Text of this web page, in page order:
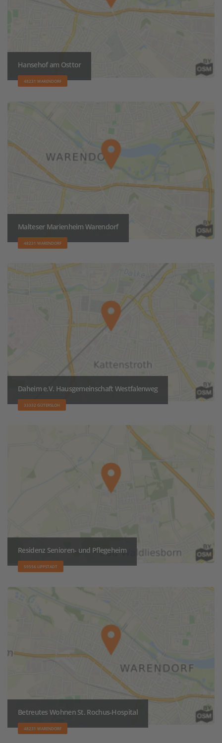
Hansehof am Osttor
48231 WARENDORF
Malteser Marienheim Warendorf
48231 WARENDORF
Daheim e.V. Hausgemeinschaft Westfalenweg
33332 GÜTERSLOH
Residenz Senioren- und Pflegeheim
59556 LIPPSTADT
Betreutes Wohnen St. Rochus-Hospital
48231 WARENDORF